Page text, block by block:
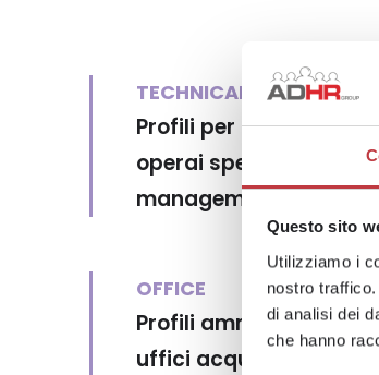
Questo sito
Utilizziamo i
nostro
di analisi dei
che hanno
TECHNICAL &
Profili per aziende del
operai specializzati ai
management
OFFICE
Profili amministrativi,
uffici acquisti, del